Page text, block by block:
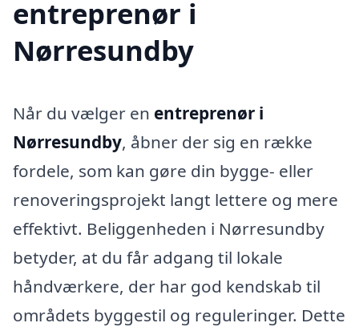
entreprenør i
Nørresundby
Når du vælger en entreprenør i
Nørresundby, åbner der sig en række
fordele, som kan gøre din bygge- eller
renoveringsprojekt langt lettere og mere
effektivt. Beliggenheden i Nørresundby
betyder, at du får adgang til lokale
håndværkere, der har god kendskab til
områdets byggestil og reguleringer. Dette